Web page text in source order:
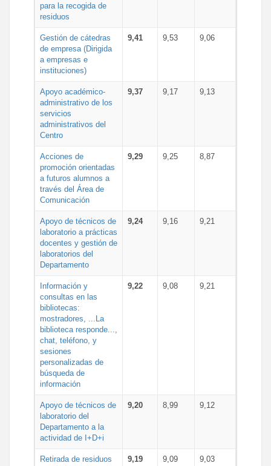
para la recogida de
residuos
Gestión de cátedras
de empresa (Dirigida
a empresas e
instituciones)
9,41 9,53 9,06
Apoyo académico-
administrativo de los
servicios
administrativos del
Centro
9,37 9,17 9,13
Acciones de
promoción orientadas
a futuros alumnos a
través del Área de
Comunicación
9,29 9,25 8,87
Apoyo de técnicos de
laboratorio a prácticas
docentes y gestión de
laboratorios del
Departamento
9,24 9,16 9,21
Información y
consultas en las
bibliotecas:
mostradores, ...La
biblioteca responde...,
chat, teléfono, y
sesiones
personalizadas de
búsqueda de
información
9,22 9,08 9,21
Apoyo de técnicos de
laboratorio del
Departamento a la
actividad de I+D+i
9,20 8,99 9,12
Retirada de residuos
9,19 9,09 9,03